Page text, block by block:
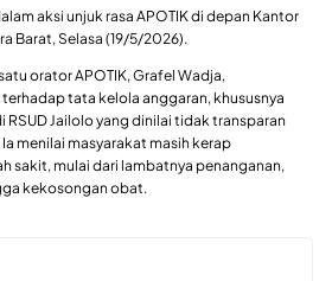
aksi unjuk rasa APOTIK di depan Kantor
Barat, Selasa (19/5/2026).
orator APOTIK, Grafel Wadja,
tata kelola anggaran, khususnya
Jailolo yang dinilai tidak transparan
menilai masyarakat masih kerap
sakit, mulai dari lambatnya penanganan,
kekosongan obat.